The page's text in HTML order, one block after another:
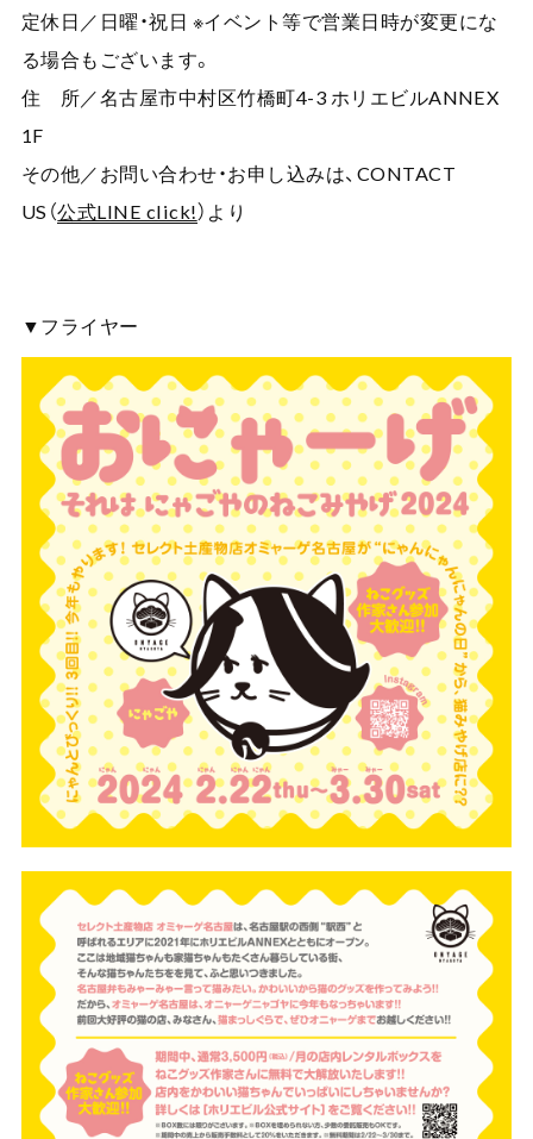
定休日／日曜・祝日 ※イベント等で営業日時が変更にな
る場合もございます。
住 所／名古屋市中村区竹橋町4-3 ホリエビルANNEX
1F
その他／お問い合わせ・お申し込みは、CONTACT
US（公式LINE click!）より
▼フライヤー